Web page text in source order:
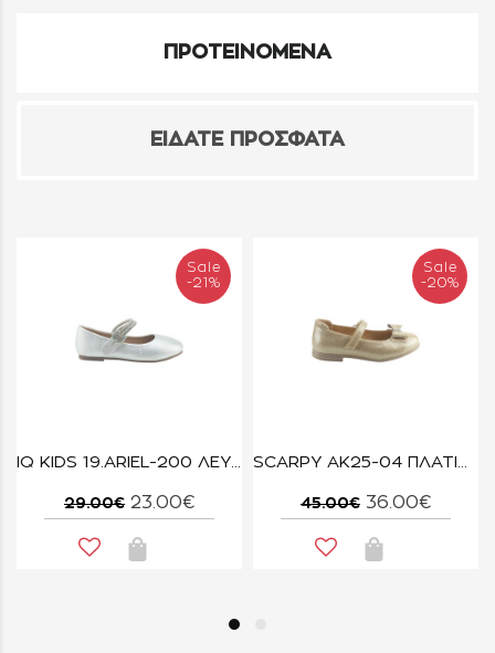
ΠΡΟΤΕΙΝΟΜΕΝΑ
ΕΙΔΑΤΕ ΠΡΟΣΦΑΤΑ
Sale
-21%
IQ KIDS 19.ARIEL-200 ΛΕΥΚΟ
29.00€ 23.00€
Sale
-20%
SCARPY AK25-04 ΠΛΑΤΙΝΑ
45.00€ 36.00€